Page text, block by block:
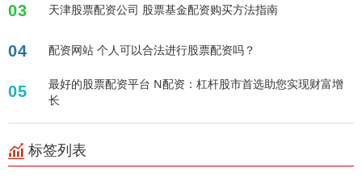
03 天津股票配资公司 股票基金配资购买方法指南
04 配资网站 个人可以合法进行股票配资吗？
05
最好的股票配资平台 N配资：杠杆股市首选助您实现财富增
长
标签列表